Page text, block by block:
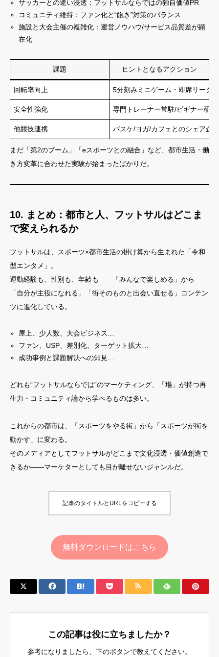
サッカーとの違い浸透：フットサルならではの独自価値PR
コミュニティ維持：ファン化と“飽き”対策のバランス
施設と大会主催の複雑化：運営ノウハウ/サービス品質差が顕
在化
課題 ヒントとなるアクション
回転率向上 5分刻みミニゲーム・即席リーグ戦
安全性強化 専門トレーナー常駐/ビギナー研修
他競技連携 バスケ/ヨガ/カフェとのシェア企画
まだ「第2のブーム」「eスポーツとの融合」など、都市生活・働
き方変革に合わせた実験が始まったばかりだ。
10. まとめ：都市と人、フットサルはどこま
で変えられるか
フットサルは、スポーツ×都市生活の掛け算から生まれた「令和
型エンタメ」。
運動経験も、性別も、年齢も――「みんなで楽しめる」から
「自分が主役になれる」「街そのものと出会い直せる」コンテン
ツに進化している。
屋上、少人数、大会ビジネス…
ファン、USP、差別化、ターゲット拡大…
成功事例と課題解決への知見…
どれも“フットサルならでは”のマーケティング、「場」が持つ再
生力・コミュニティ論から学べるものは多い。
これからの都市は、「スポーツをやる街」から「スポーツが街を
動かす」に変わる。
そのメディアとしてフットサルがどこまで文化浸透・価値創造で
きるか――マーケターとしても目が離せないジャンルだ。
記事のタイトルとURLをコピーする
無料ダウンロードはこちら
この記事は役に立ちましたか？
参考になりましたら、下のボタンで教えてください。